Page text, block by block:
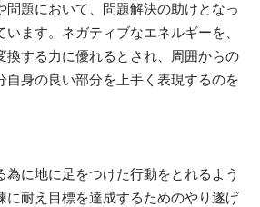
問題において、問題解決の助けとなっ
ます。ネガティブなエネルギーを、
換する力に優れるとされ、周囲からの
自身の良い部分を上手く表現するのを
為に地に足をつけた行動をとれるよう
に耐え目標を達成するためのやり遂げ